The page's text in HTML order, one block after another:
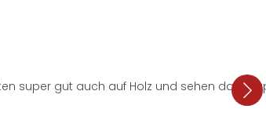
super gut auch auf Holz und sehen dazu